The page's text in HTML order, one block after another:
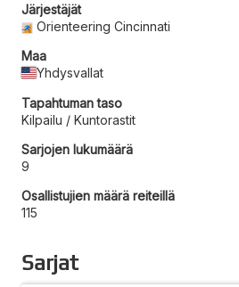
Järjestäjät
Orienteering Cincinnati
Maa
Yhdysvallat
Tapahtuman taso
Kilpailu / Kuntorastit
Sarjojen lukumäärä
9
Osallistujien määrä reiteillä
115
Sarjat